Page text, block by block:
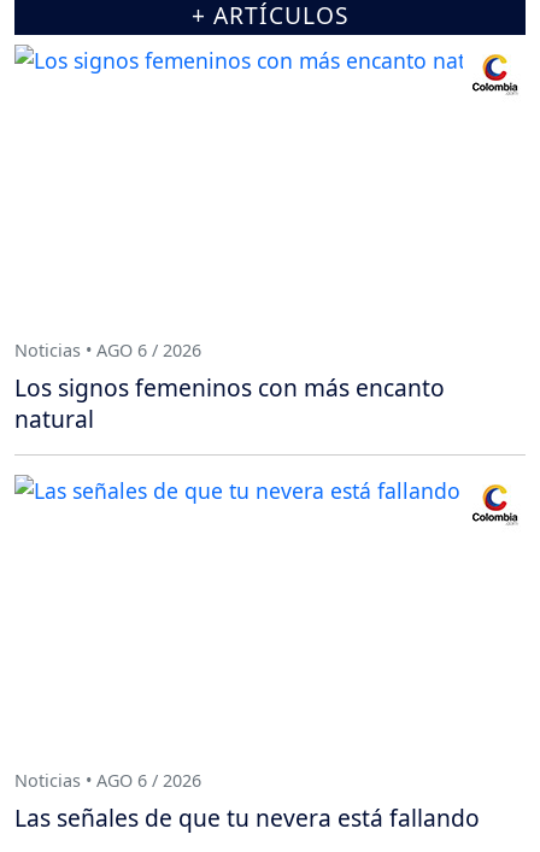
+ ARTÍCULOS
Noticias • AGO 6 / 2026
Los signos femeninos con más encanto
natural
Noticias • AGO 6 / 2026
Las señales de que tu nevera está fallando